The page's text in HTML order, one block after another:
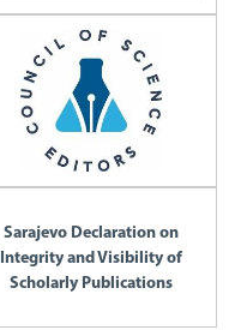
Sarajevo Declaration on
Integrity and Visibility of
Scholarly Publications